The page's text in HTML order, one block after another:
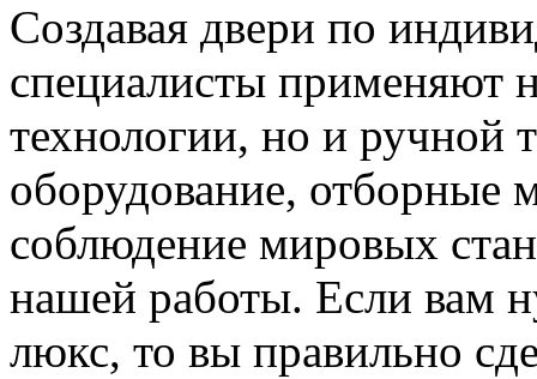
Создавая двери по
специалисты применяют
технологии, но и ручной
оборудование, отборные
соблюдение мировых
нашей работы. Если вам
люкс, то вы правильно